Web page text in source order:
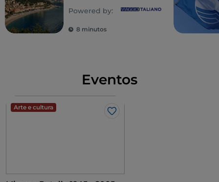
Finale Ligure, na
Riviera Ligure di
Ponente
Powered by:
8 minutos
Eventos
Arte e cultura
Gosto